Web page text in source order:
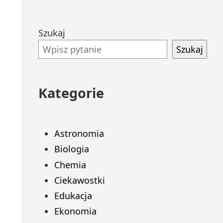
Przejdź
do
stopki
Szukaj
Szukaj
Kategorie
Astronomia
Biologia
Chemia
Ciekawostki
Edukacja
Ekonomia